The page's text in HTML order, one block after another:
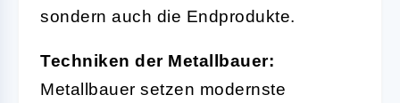
sondern auch die Endprodukte.
Techniken der Metallbauer:
Metallbauer setzen modernste